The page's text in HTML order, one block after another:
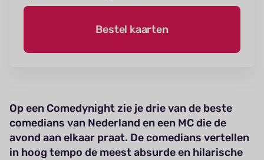
Bestel kaarten
Op een Comedynight zie je drie van de beste
comedians van Nederland en een MC die de
avond aan elkaar praat. De comedians vertellen
in hoog tempo de meest absurde en hilarische